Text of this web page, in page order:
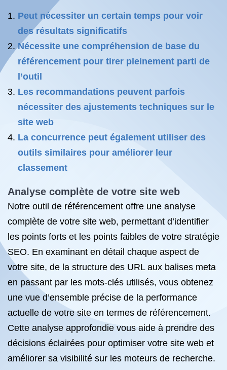
Peut nécessiter un certain temps pour voir
des résultats significatifs
Nécessite une compréhension de base du
référencement pour tirer pleinement parti de
l’outil
Les recommandations peuvent parfois
nécessiter des ajustements techniques sur le
site web
La concurrence peut également utiliser des
outils similaires pour améliorer leur
classement
Analyse complète de votre site web
Notre outil de référencement offre une analyse
complète de votre site web, permettant d’identifier
les points forts et les points faibles de votre stratégie
SEO. En examinant en détail chaque aspect de
votre site, de la structure des URL aux balises meta
en passant par les mots-clés utilisés, vous obtenez
une vue d’ensemble précise de la performance
actuelle de votre site en termes de référencement.
Cette analyse approfondie vous aide à prendre des
décisions éclairées pour optimiser votre site web et
améliorer sa visibilité sur les moteurs de recherche.